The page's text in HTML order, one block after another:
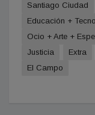
Santiago Ciudad
Educación +
Ocio + Arte +
Justicia
Extra
El Campo